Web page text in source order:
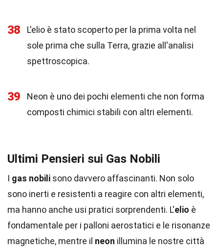
38
L'elio è stato scoperto per la prima volta nel
sole prima che sulla Terra, grazie all'analisi
spettroscopica.
39
Neon è uno dei pochi elementi che non forma
composti chimici stabili con altri elementi.
Ultimi Pensieri sui Gas Nobili
I gas nobili sono davvero affascinanti. Non solo
sono inerti e resistenti a reagire con altri elementi,
ma hanno anche usi pratici sorprendenti. L'elio è
fondamentale per i palloni aerostatici e le risonanze
magnetiche, mentre il neon illumina le nostre città